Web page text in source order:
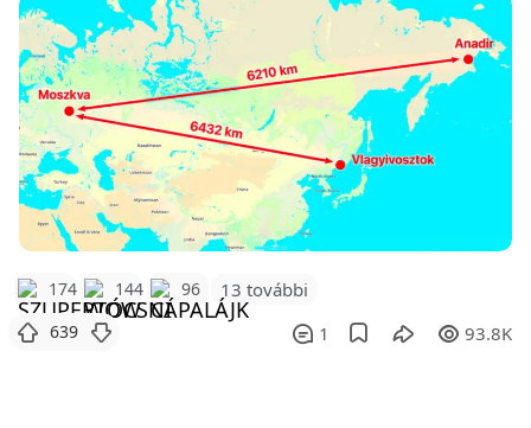
174 144 96 13 további
639 1 93.8K